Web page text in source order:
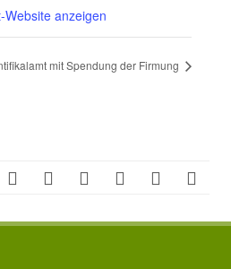
anzeigen
mit Spendung der Firmung